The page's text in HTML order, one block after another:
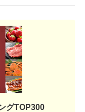
グTOP300